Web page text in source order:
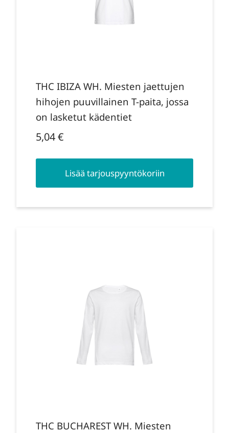
THC IBIZA WH. Miesten jaettujen
hihojen puuvillainen T-paita, jossa
on lasketut kädentiet
5,04€
Lisää tarjouspyyntökoriin
THC BUCHAREST WH. Miesten